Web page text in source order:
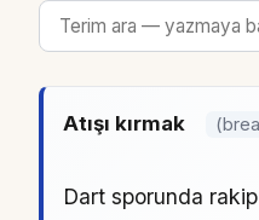
Atışı kırmak
Dart sporunda